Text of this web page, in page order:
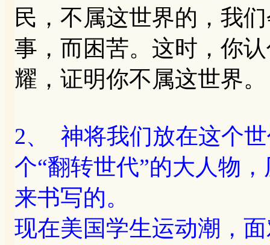
民，不属这世界的，我
事，而困苦。这时，你
耀，证明你不属这世界。
2、 神将我们放在这个
个“翻转世代”的大人物
来书写的。
现在美国学生运动潮，